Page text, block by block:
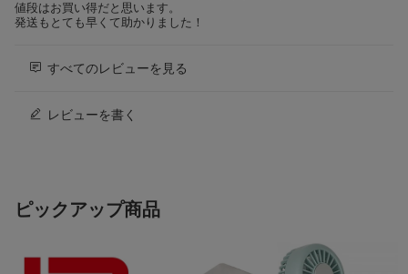
仕様2
■露光階調：RGB各色256階調
■プリント可能枚数の目安（フル充電か
■プリント可能画像フォーマット：JPE
仕様3
0％〜80％（結露しないこと）
■ライセンス：Libjpeg
値段はお買い得だと思います。
発送もとても早くて助かりました！
すべてのレビューを見る
レビューを書く
ピックアップ商品